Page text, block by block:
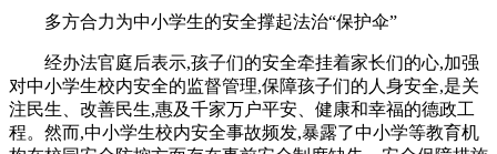
多方合力为中小学生的安全撑起法治“保护伞”
经办法官庭后表示,孩子们的安全牵挂着家长们的心,加强
对中小学生校内安全的监督管理,保障孩子们的人身安全,是关
注民生、改善民生,惠及千家万户平安、健康和幸福的德政工
程。然而,中小学生校内安全事故频发,暴露了中小学等教育机